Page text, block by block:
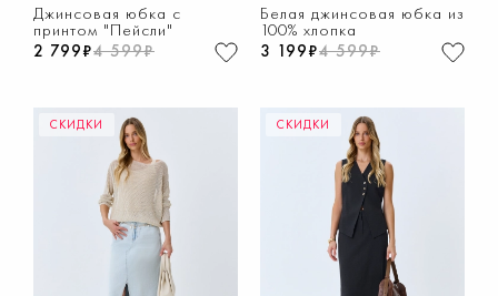
Джинсовая юбка с
принтом "Пейсли"
2 799₽4 599₽
Белая джинсовая юбка из
100% хлопка
3 199₽4 599₽
СКИДКИ СКИДКИ